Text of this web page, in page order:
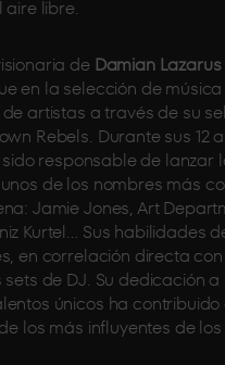
libre.
de Damian Lazarus
en la selección de música
artistas a través de su
Rebels. Durante sus 12
responsable de lanzar
de los nombres más
Jamie Jones, Art
Kurtel… Sus habilidades
en correlación directa
de DJ. Su dedicación a
únicos ha
los más influyentes de